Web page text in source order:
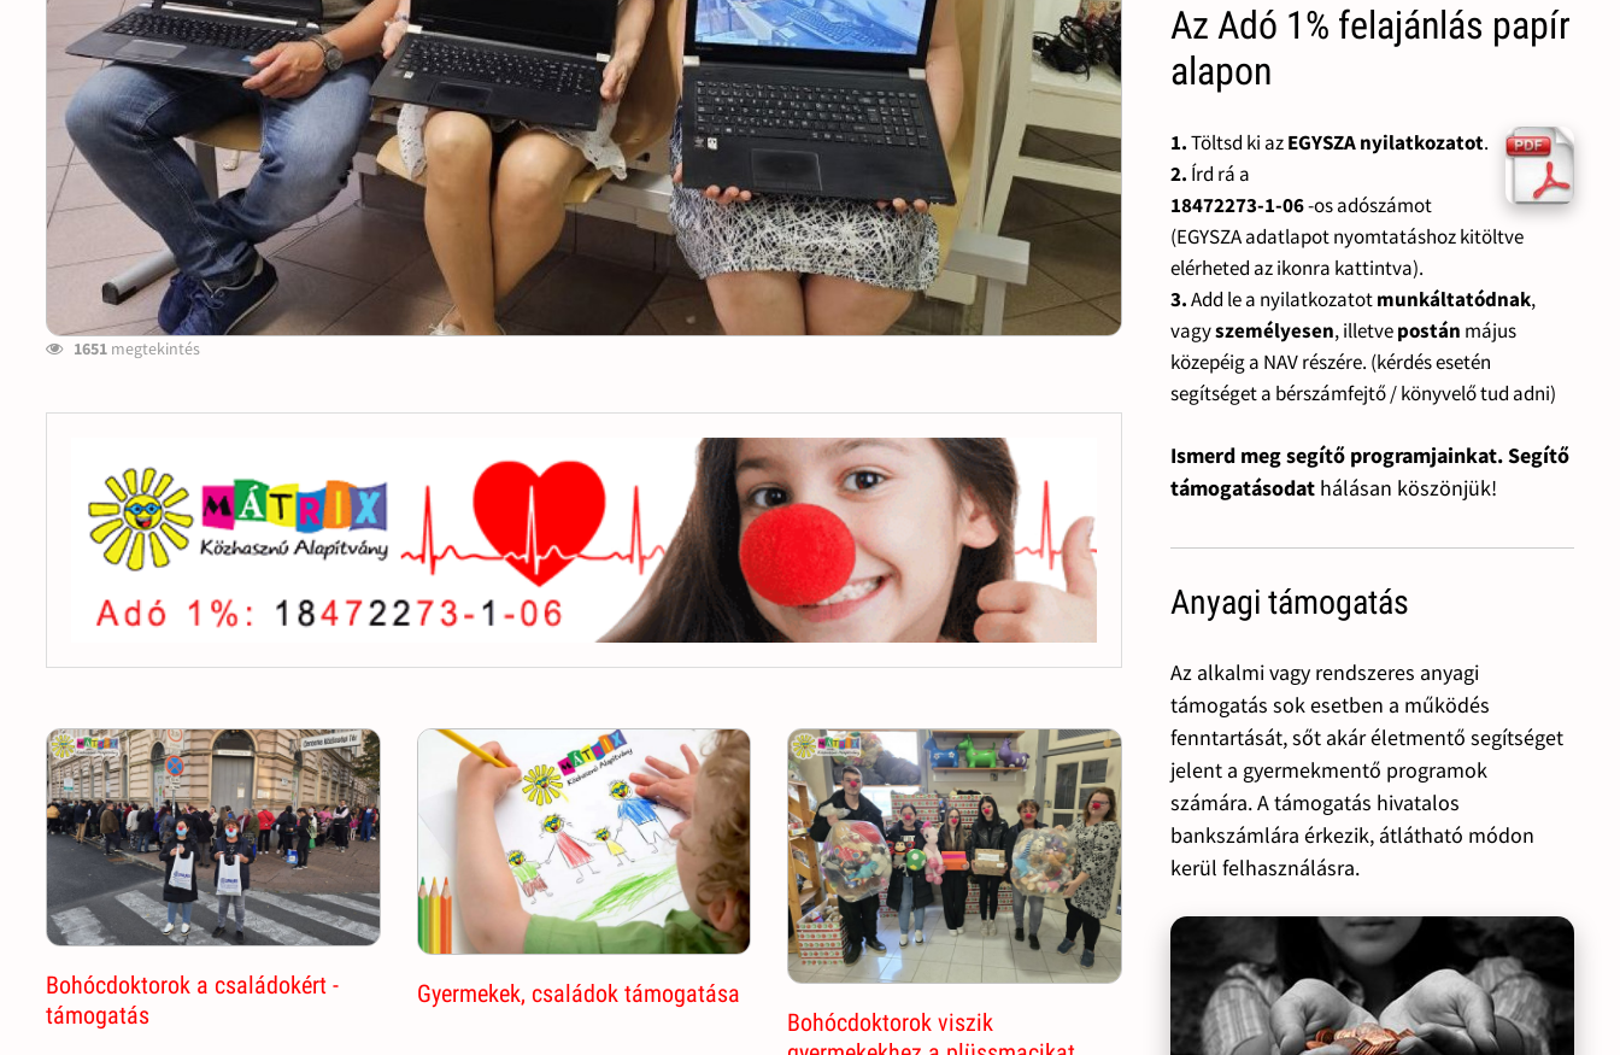
1651 megtekintés
Bohócdoktorok a családokért -
támogatás
Gyermekek, családok támogatása
Bohócdoktorok viszik
Az Adó 1% felajánlás papír
alapon
1.Töltsd ki azEGYSZA nyilatkozatot.
2. Írd rá a
18472273-1-06-os adószámot
(EGYSZA adatlapot nyomtatáshoz kitöltve
elérheted az ikonra kattintva).
3.Add le a nyilatkozatotmunkáltatódnak,
vagyszemélyesen, illetvepostán május
közepéig a NAV részére. (kérdés esetén
segítséget a bérszámfejtő / könyvelő tud adni)
Ismerd meg segítő programjainkat. Segítő
támogatásodat hálásan köszönjük!
Anyagi támogatás
Az alkalmi vagy rendszeres anyagi
támogatás sok esetben a működés
fenntartását, sőt akár életmentő segítséget
jelent a gyermekmentő programok
számára. A támogatás hivatalos
bankszámlára érkezik, átlátható módon
kerül felhasználásra.